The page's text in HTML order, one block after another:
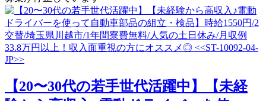
【20〜30代の若手世代活躍中】【未経